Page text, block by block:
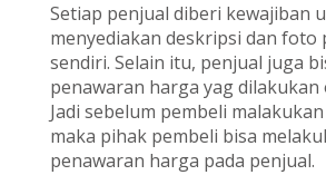
Setiap penjual diberi kewajiban
menyediakan deskripsi dan foto
sendiri. Selain itu, penjual juga
penawaran harga yag dilakukan
Jadi sebelum pembeli
maka pihak pembeli bisa
penawaran harga pada penjual.